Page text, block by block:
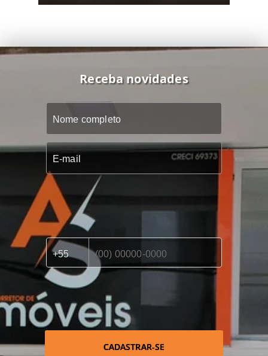
Receba novidades
CADASTRAR-SE